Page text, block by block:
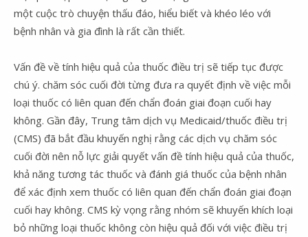
một cuộc trò chuyện thấu đáo, hiểu biết và khéo léo với
bệnh nhân và gia đình là rất cần thiết.
Vấn đề về tính hiệu quả của thuốc điều trị sẽ tiếp tục được
chú ý. chăm sóc cuối đời từng đưa ra quyết định về việc mỗi
loại thuốc có liên quan đến chẩn đoán giai đoạn cuối hay
không. Gần đây, Trung tâm dịch vụ Medicaid/thuốc điều trị
(CMS) đã bắt đầu khuyến nghị rằng các dịch vụ chăm sóc
cuối đời nên nỗ lực giải quyết vấn đề tính hiệu quả của thuốc,
khả năng tương tác thuốc và đánh giá thuốc của bệnh nhân
để xác định xem thuốc có liên quan đến chẩn đoán giai đoạn
cuối hay không. CMS kỳ vọng rằng nhóm sẽ khuyến khích loại
bỏ những loại thuốc không còn hiệu quả đối với việc điều trị